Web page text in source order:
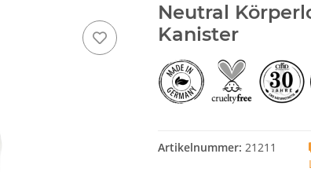
Neutral
Kanister
Artikelnummer: 21211